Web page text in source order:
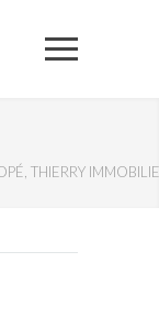
THIERRY